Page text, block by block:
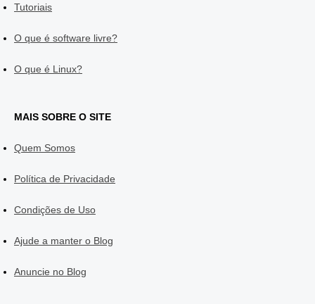
Tutoriais
O que é software livre?
O que é Linux?
MAIS SOBRE O SITE
Quem Somos
Política de Privacidade
Condições de Uso
Ajude a manter o Blog
Anuncie no Blog